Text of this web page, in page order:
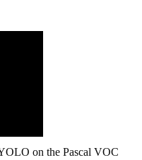
on the Pascal VOC